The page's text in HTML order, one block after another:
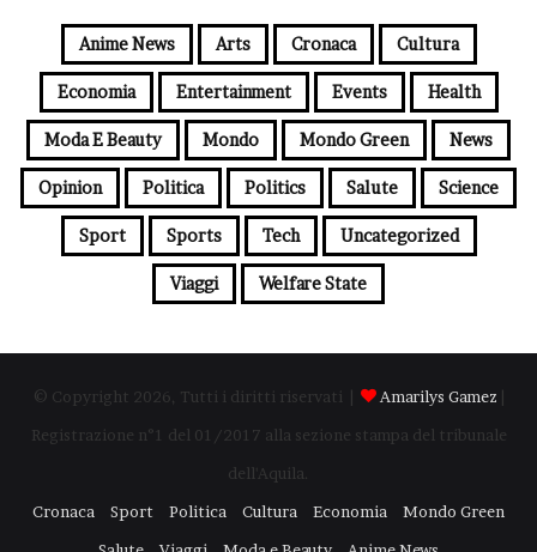
Anime News Arts Cronaca Cultura
Economia Entertainment Events Health
Moda E Beauty Mondo Mondo Green News
Opinion Politica Politics Salute Science
Sport Sports Tech Uncategorized
Viaggi Welfare State
© Copyright 2026, Tutti i diritti riservati | Amarilys Gamez
Registrazione n°1 del 01/2017 alla sezione stampa del tribunale
dell'Aquila.
Cronaca
Sport Politica Cultura Economia
Mondo Green